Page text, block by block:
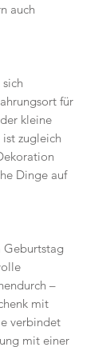
auch
für
kleine
ist zugleich
Dinge auf
Geburtstag
–
mit
verbindet
mit einer